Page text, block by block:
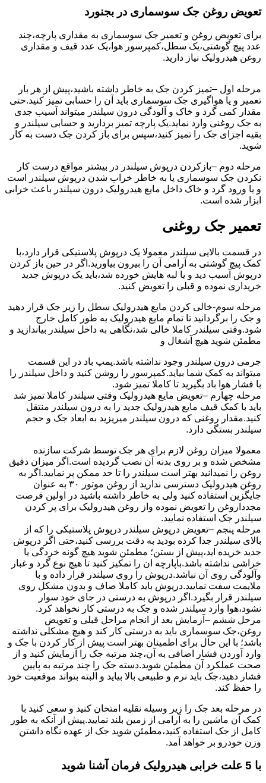
تعویض روغن جک سوسماری در بجنورد
برای تعویض روغن و تعمیر جک سوسماری به مقداری پارچه،چند
عدد پیچ گوشتی،یک سطل،کمپرسور هوا،یک عدد قیف و مقداری
روغن هیدرولیک نیاز دارید.
مرحله اول –تمیز کردن جک به خاطر داشته باشید،پیش از هر بار
تعمیر و یا هواگیری جک سوسماری باید آن را حسابی تمیز کنید.حتی
مقدار کمی گرد و خاک و آلودگی درون سیلندر میتواند آسیب جدی
به جک روغنی وارد نماید.یک پارچه تمیز بردارید و حسابی سیلندر و
بقیه اجزای جک را تمیز کنید،سپس برای باز کردن جک دست به کار
شوید.
مرحله دوم –بازکردن درپوش سیلندر در بیشتر مواقع درست کار
نکردن جک سوسماری یا به خاطر خراب شدن درپوش سیلندر است
و یا ورود گرد و خاک داخل مایع هیدرولیک درون سیلندر باعث خرابی
ابزار شده است.
تعمیر جک روغنی
در قسمت بالایی سیلندر معمولا یک درپوش پلاستیکی قرار دارد،با
کمک پیچ گوشتی به آرامی آن را بیرون بیاورید.اگر در حین باز کردن
درپوش آسیب دید و یا لبه هایش خورده شد،باید یک درپوش جدید
خریداری نموده و قبلی را تعویض کنید.
مرحله سوم-خالی کردن مایع هیدرولیک سطل را زیر جک قرار دهید
و جک را برگردانید تا تمام مایع هیدرولیک به طور کامل خارج
شود.وقتی سیلندر کاملا خالی شد،نگاهی به داخل سیلندر بیاندازید و
مطمئن شوید هیچ آشغال و
جرمی درون سیلندر وجود نداشته باشد.پمپ باد در این قسمت
میتواند به کمک شما بیاید.کمپرسور را روشن کنید و داخل سیلندر را
با فشار هوا باد بگیرید تا کاملا تمیز شود.
مرحله چهارم –تعویض مایع هیدرولیک وقتی سیلندر کاملا تمیز شد
باید با کمک قیف مایع هیدرولیک جدید را به درون سیلندر منتقل
کنید.مقدار روغنی که درون سیلندر میریزید به ابعاد جک و حجم
سیلندر بستگی دارد.
معمولا میزان روغن لازم برای هر جک توسط شرکت سازنده
مشخص شده و بر روی بدنه آن نصب گردیده است.اگر میزان دقیق
روغن را نمیدانید بهتر است سیلندر را تا حد ممکن پر نمایید.اگر به
روغن هیدرولیک دسترسی ندارید از روغن موتور ۳۰ به عنوان
جایگزین استفاده کنید ولی به خاطر داشته باشید در اولین فرصت
مجدداروغن را تعویض نموده واز روغن هیدرولیک برای پر کردن
سیلندر جک استفاده نمایید.
مرحله پنجم –تعویض درپوش سیلندر درپوش پلاستیکی را که از
بالای سیلندر جدا کرده بودید به دقت بررسی کنید،حتی اگر درپوش
جدید خریده اید،پیش از بستن؛ مطمئن شوید هیچ گونه خردگی یا
خراشی نداشته باشد.باپارچه ان را تمکیز کنید تا هیچ نوع گرد و غبار
وآلودگی روی آن نباشد.درپوش را روی سیلندر قرار داده و با
ملایمت سفت نمایید.درپوش باید کاملا صاف و بدون مشکل روی
سیلندر قرار بگیرد.اگر درپوش به درستی در جای خود سوار
نشود،هوا وارد سیلندر شده و جک به درستی کار نخواهد کرد.
مرحل ششم –آزمایش بعد از انجام مراحل قبلی و تعویض
روغن،جک سوسماری باید به درستی کار کند و هیچ مشکلی نداشته
باشد؛ با این حال برای اطمینان بهتر است پیش از کار کردن با جک و
وارد آوردن فشار اضافی به آن،چند مرتبه جک را آزمایش کنید و از
صحت عملکرد آن مطمئن شوید.دسته جک را چند مرتبه به پایین
فشار دهید،جک باید نرم و طبیعی بالا بیاید و البته بتواند موقعیت خود
را حفظ کند.
در مرحله بعد جک را زیر وسیله نقلیه امتحان کنید و سعی کنید با
کمک آن ماشین را به آرامی از زمین بلند نمایید.پیش از آنکه به طور
کامل از جک استفاده کنید،مطمئن شوید جک از عهده نگاه داشتن
وزن خودرو بر خواهد آمد.
با 5 علت خرابی هیدرولیک فرمان آشنا شوید